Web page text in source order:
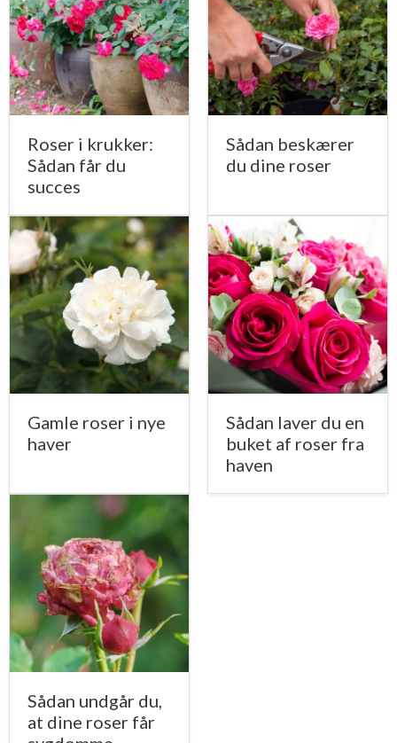
Roser i krukker:
Sådan får du
succes
Sådan beskærer
du dine roser
Gamle roser i nye
haver
Sådan laver du en
buket af roser fra
haven
Sådan undgår du,
at dine roser får